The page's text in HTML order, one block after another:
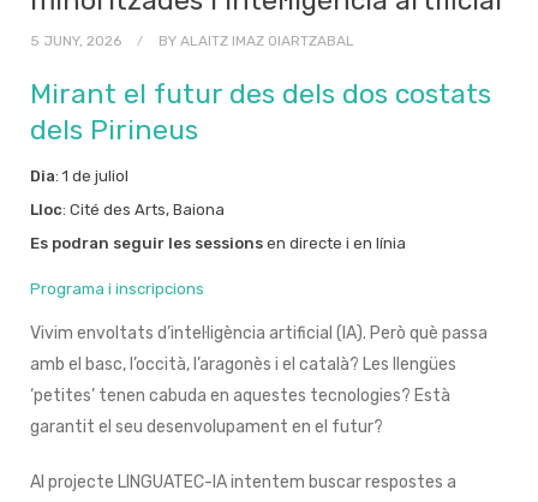
5 JUNY, 2026 BY ALAITZ IMAZ OIARTZABAL
Mirant el futur des dels dos costats
dels Pirineus
Dia: 1 de juliol
Lloc: Cité des Arts, Baiona
Es podran seguir les sessions en directe i en línia
Programa i inscripcions
Vivim envoltats d’intel·ligència artificial (IA). Però què passa
amb el basc, l’occità, l’aragonès i el català? Les llengües
‘petites’ tenen cabuda en aquestes tecnologies? Està
garantit el seu desenvolupament en el futur?
Al projecte LINGUATEC-IA intentem buscar respostes a